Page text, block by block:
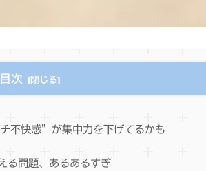
目次
不快感”が集中力を下げてるかも
る問題、あるあるすぎ